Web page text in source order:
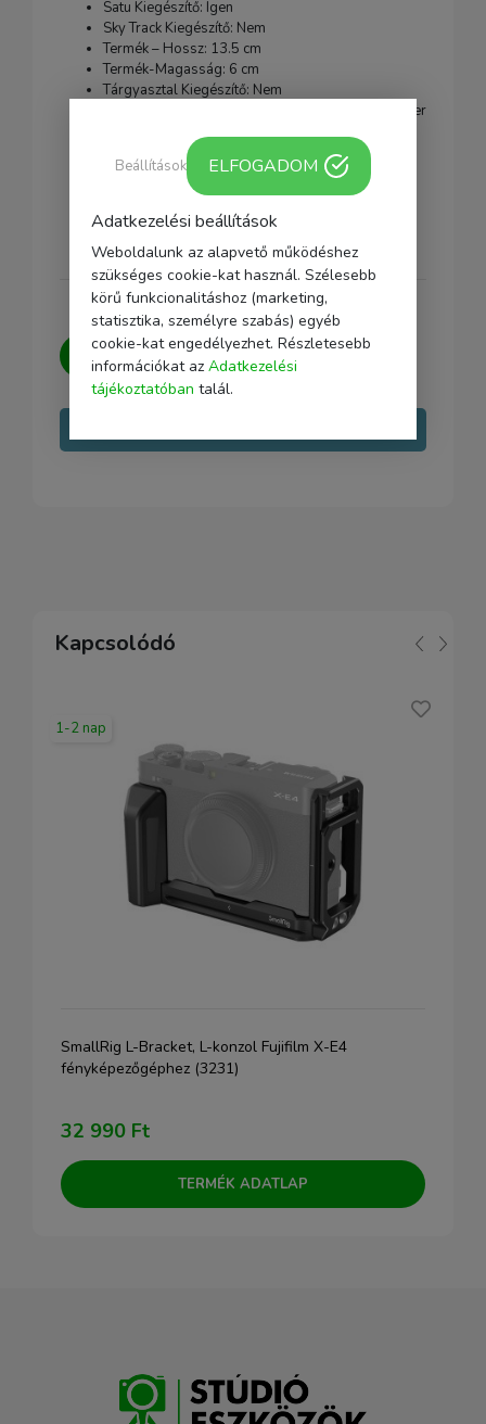
Satu Kiegészítő: Igen
Sky Track Kiegészítő: Nem
Termék – Hossz: 13.5 cm
Termék-Magasság: 6 cm
Tárgyasztal Kiegészítő: Nem
Felső Csatlakozás: 16mm nyolcszög alakú adapter
Kompatibilis a SuperClamp satuval: Igen
Szín: fekete
Termék – Mélység: 3 cm
Kérdésed van?Írj nekünk, igyekszünk
minden kérdésedre választ adni.
Kapcsolódó
1-2 nap
SmallRig L-Bracket, L-konzol Fujifilm X-E4
fényképezőgéphez (3231)
32 990 Ft
TERMÉK ADATLAP
Adatkezelési beállítások
Weboldalunk az alapvető működéshez
szükséges cookie-kat használ. Szélesebb
körű funkcionalitáshoz (marketing,
statisztika, személyre szabás) egyéb
cookie-kat engedélyezhet. Részletesebb
információkat az Adatkezelési
tájékoztatóban talál.
Beállítások ELFOGADOM